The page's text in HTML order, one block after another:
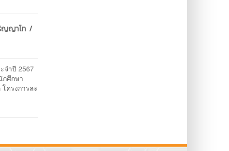
ญญาโท /
จำปี 2567
ศึกษา
ครงการละ